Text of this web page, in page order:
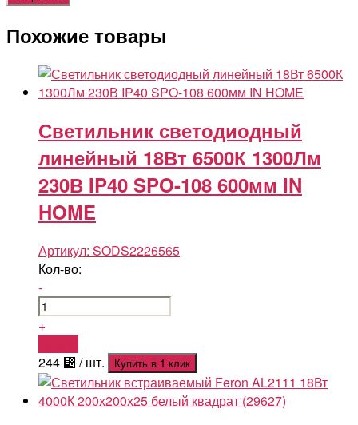
Похожие товары
Светильник светодиодный
линейный 18Вт 6500К 1300Лм
230В IP40 SPO-108 600мм IN
HOME
Артикул: SODS2226565
Кол-во:
-
+
244 ⃄ / шт. Купить в 1 клик